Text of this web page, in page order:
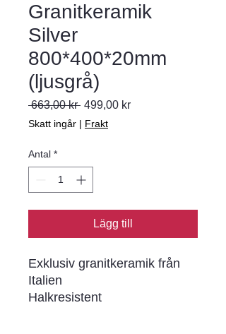
Granitkeramik
Silver
800*400*20mm
(ljusgrå)
663,00 kr Ordinarie pris
499,00 krReapris
Skatt ingår | Frakt
Antal *
Lägg till
Exklusiv granitkeramik från
Italien
Halkresistent